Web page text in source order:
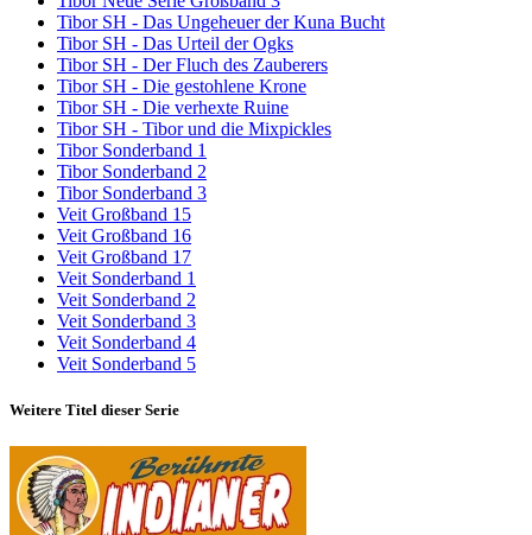
Tibor SH - Das Ungeheuer der Kuna Bucht
Tibor SH - Das Urteil der Ogks
Tibor SH - Der Fluch des Zauberers
Tibor SH - Die gestohlene Krone
Tibor SH - Die verhexte Ruine
Tibor SH - Tibor und die Mixpickles
Tibor Sonderband 1
Tibor Sonderband 2
Tibor Sonderband 3
Veit Großband 15
Veit Großband 16
Veit Großband 17
Veit Sonderband 1
Veit Sonderband 2
Veit Sonderband 3
Veit Sonderband 4
Veit Sonderband 5
Weitere Titel dieser Serie